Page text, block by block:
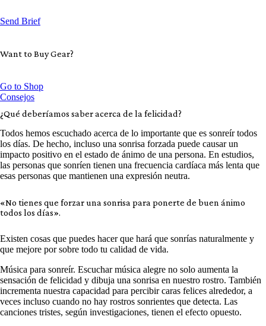
Send Brief
Want to Buy Gear?
Go to Shop
Consejos
¿Qué deberíamos saber acerca de la felicidad?
Todos hemos escuchado acerca de lo importante que es sonreír todos
los días. De hecho, incluso una sonrisa forzada puede causar un
impacto positivo en el estado de ánimo de una persona. En estudios,
las personas que sonríen tienen una frecuencia cardíaca más lenta que
esas personas que mantienen una expresión neutra.
«No tienes que forzar una sonrisa para ponerte de buen ánimo
todos los días».
Existen cosas que puedes hacer que hará que sonrías naturalmente y
que mejore por sobre todo tu calidad de vida.
Música para sonreír. Escuchar música alegre no solo aumenta la
sensación de felicidad y dibuja una sonrisa en nuestro rostro. También
incrementa nuestra capacidad para percibir caras felices alrededor, a
veces incluso cuando no hay rostros sonrientes que detecta. Las
canciones tristes, según investigaciones, tienen el efecto opuesto.